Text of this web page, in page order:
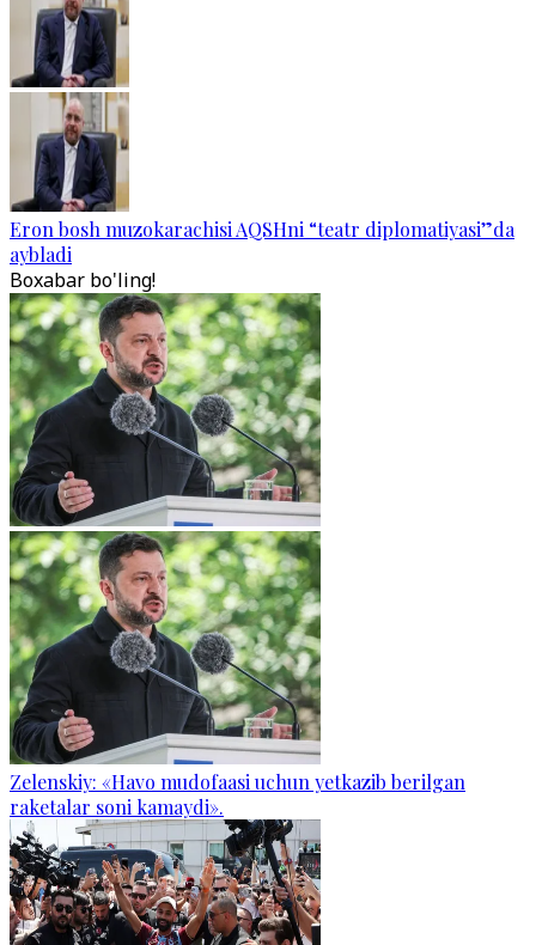
Eron bosh muzokarachisi AQSHni “teatr diplomatiyasi”da
aybladi
Boxabar bo'ling!
Zelenskiy: «Havo mudofaasi uchun yetkazib berilgan
raketalar soni kamaydi».